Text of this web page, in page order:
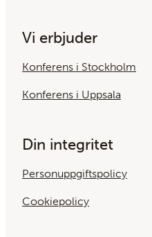
Vi erbjuder
Konferens i Stockholm
Konferens i Uppsala
Din integritet
Personuppgiftspolicy
Cookiepolicy